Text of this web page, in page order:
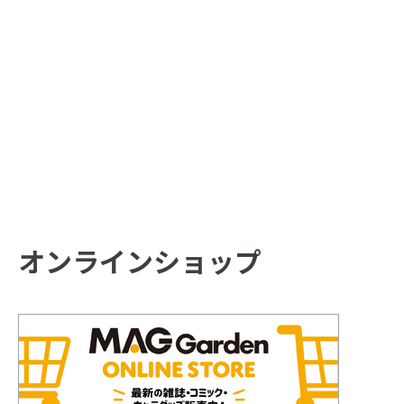
オンラインショップ